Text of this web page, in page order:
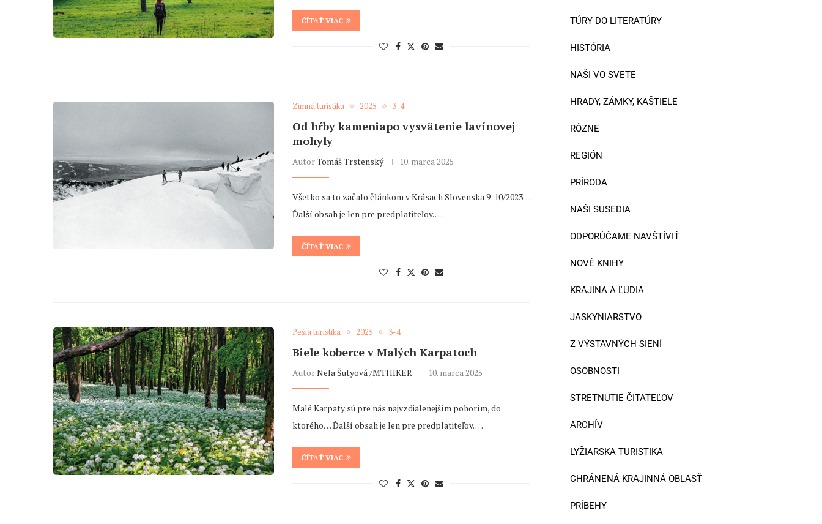
ČÍTAŤ VIAC
Zimná turistika 2025 3-4
Od hŕby kameniapo vysvätenie lavínovej
mohyly
AutorTomáš Trstenský 10. marca 2025
Všetko sa to začalo článkom v Krásach Slovenska 9-10/2023…
Ďalší obsah je len pre predplatiteľov. …
ČÍTAŤ VIAC
Pešia turistika 2025 3-4
Biele koberce v Malých Karpatoch
AutorNela Šutyová /MTHIKER 10. marca 2025
Malé Karpaty sú pre nás najvzdialenejším pohorím, do
ktorého… Ďalší obsah je len pre predplatiteľov. …
ČÍTAŤ VIAC
TÚRY DO LITERATÚRY
HISTÓRIA
NAŠI VO SVETE
HRADY, ZÁMKY, KAŠTIELE
RÔZNE
REGIÓN
PRÍRODA
NAŠI SUSEDIA
ODPORÚČAME NAVŠTÍVIŤ
NOVÉ KNIHY
KRAJINA A ĽUDIA
JASKYNIARSTVO
Z VÝSTAVNÝCH SIENÍ
OSOBNOSTI
STRETNUTIE ČITATEĽOV
ARCHÍV
LYŽIARSKA TURISTIKA
CHRÁNENÁ KRAJINNÁ OBLASŤ
PRÍBEHY